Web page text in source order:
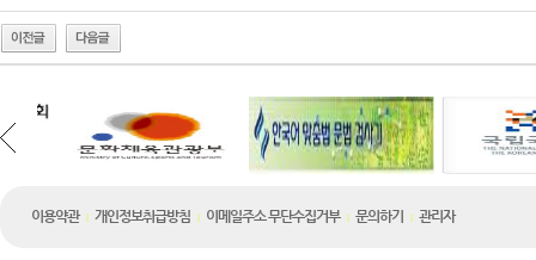
이용약관 개인정보취급방침 이메일주소 무단수집거부 문의하기 관리자